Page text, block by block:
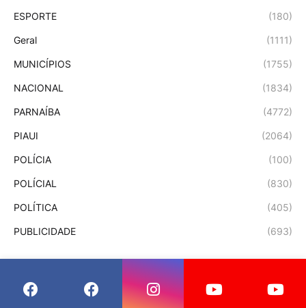
ESPORTE (180)
Geral (1111)
MUNICÍPIOS (1755)
NACIONAL (1834)
PARNAÍBA (4772)
PIAUI (2064)
POLÍCIA (100)
POLÍCIAL (830)
POLÍTICA (405)
PUBLICIDADE (693)